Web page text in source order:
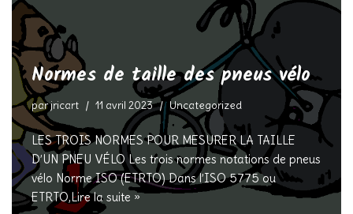
Normes de taille des pneus vélo
parjricart 11 avril 2023 Uncategorized
LES TROIS NORMES POUR MESURER LA TAILLE
D’UN PNEU VÉLO Les trois normes notations de pneus
vélo Norme ISO (ETRTO) Dans l’ISO 5775 ou
ETRTO,Lire la suite »